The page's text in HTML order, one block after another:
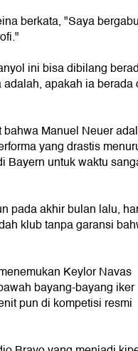
berkata, "Saya
ini bisa dibilang
apakah ia berada
Manuel Neuer
yang drastis
Bayern untuk waktu
pada akhir bulan lalu,
klub tanpa garansi
Keylor Navas
bayang-bayang iker
pun di kompetisi resmi